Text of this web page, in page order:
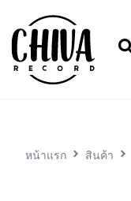
หน้าแรก สินค้า